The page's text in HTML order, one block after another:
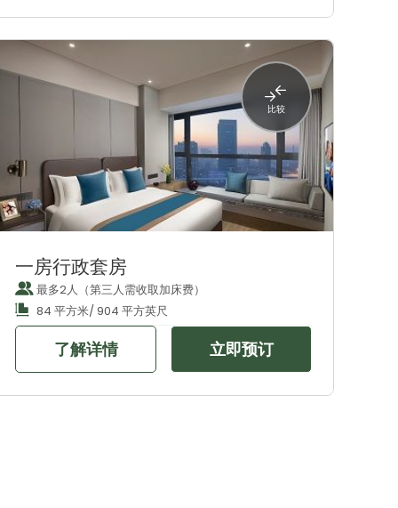
比较
一房行政套房
最多2人（第三人需收取加床费）
84 平方米/ 904 平方英尺
了解详情 立即预订